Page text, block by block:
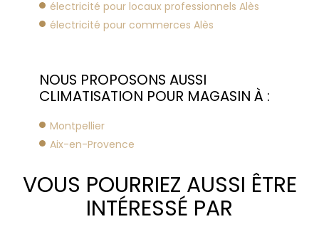
électricité pour locaux professionnels Alès
électricité pour commerces Alès
NOUS PROPOSONS AUSSI
CLIMATISATION POUR MAGASIN À :
Montpellier
Aix-en-Provence
VOUS POURRIEZ AUSSI ÊTRE
INTÉRESSÉ PAR